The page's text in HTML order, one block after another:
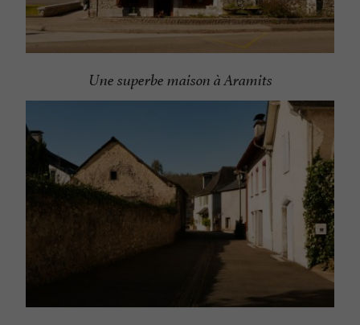
Une superbe maison à Aramits